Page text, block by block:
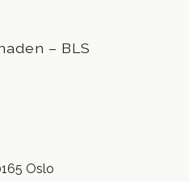
– BLS
Oslo